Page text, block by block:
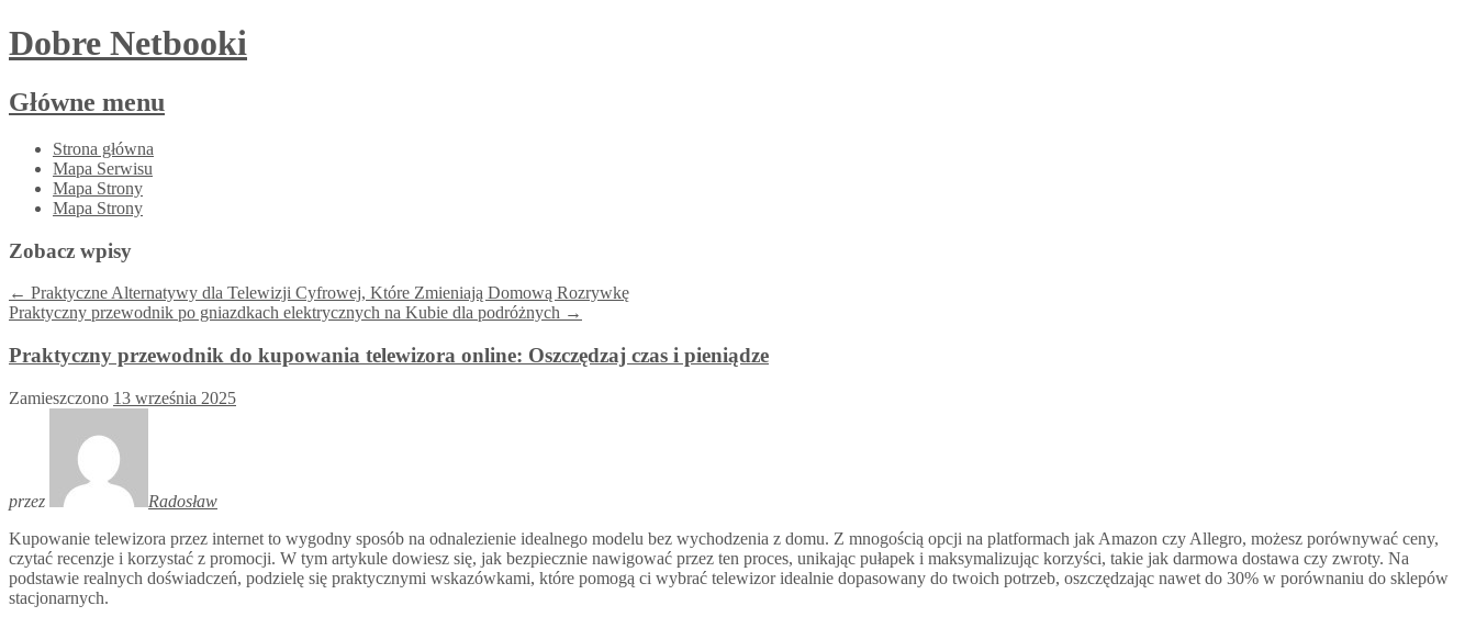
Dobre Netbooki
Główne menu
Przejdź
treści
Strona główna
Mapa Serwisu
Mapa Strony
Mapa Strony
Zobacz wpisy
← Praktyczne Alternatywy dla Telewizji Cyfrowej, Które Zmieniają Domową Rozrywkę
Praktyczny przewodnik po gniazdkach elektrycznych na Kubie dla podróżnych →
Praktyczny przewodnik do kupowania telewizora online: Oszczędzaj czas i pieniądze
Zamieszczono 13 września 2025
przez
Radosław
Kupowanie telewizora przez internet to wygodny sposób na odnalezienie idealnego modelu bez wychodzenia z domu. Z mnogością opcji na platformach jak Amazon czy Allegro, możesz porównywać ceny,
czytać recenzje i korzystać z promocji. W tym artykule dowiesz się, jak bezpiecznie nawigować przez ten proces, unikając pułapek i maksymalizując korzyści, takie jak darmowa dostawa czy zwroty. Na
podstawie realnych doświadczeń, podzielę się praktycznymi wskazówkami, które pomogą ci wybrać telewizor idealnie dopasowany do twoich potrzeb, oszczędzając nawet do 30% w porównaniu do sklepów
stacjonarnych.